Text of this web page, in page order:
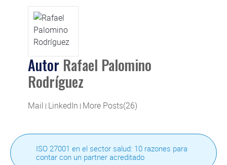
Autor Rafael Palomino
Rodríguez
Mail | LinkedIn | More Posts(26)
ISO 27001 en el sector salud: 10 razones para
contar con un partner acreditado